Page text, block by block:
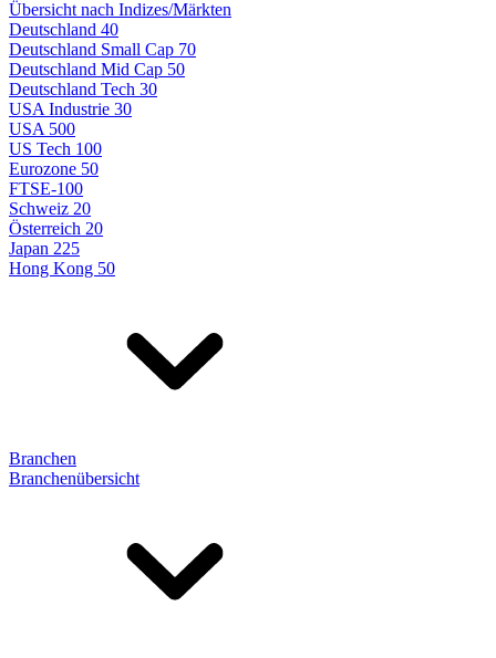
Übersicht nach Indizes/Märkten
Deutschland 40
Deutschland Small Cap 70
Deutschland Mid Cap 50
Deutschland Tech 30
USA Industrie 30
USA 500
US Tech 100
Eurozone 50
FTSE-100
Schweiz 20
Österreich 20
Japan 225
Hong Kong 50
Branchen
Branchenübersicht